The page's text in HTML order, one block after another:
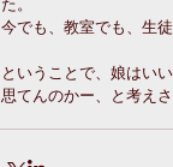
今でも、教室でも、生
ということで、娘はい
思てんのかー、と考えさ